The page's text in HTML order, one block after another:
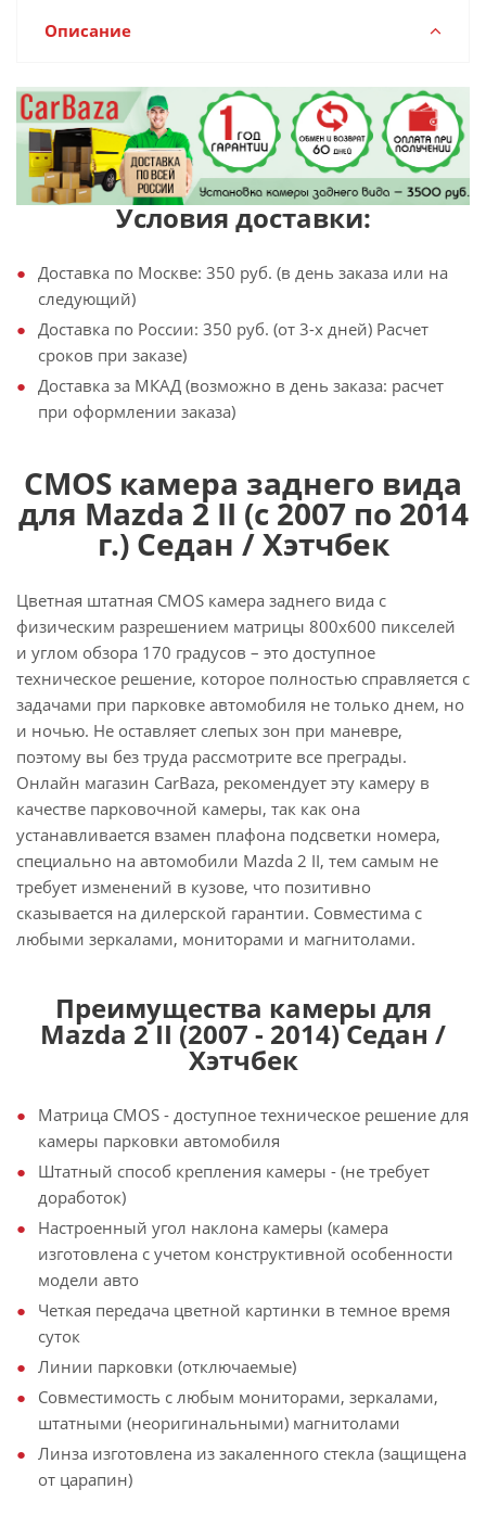
Описание
Условия доставки:
Доставка по Москве: 350 руб. (в день заказа или на
следующий)
Доставка по России: 350 руб. (от 3-х дней) Расчет
сроков при заказе)
Доставка за МКАД (возможно в день заказа: расчет
при оформлении заказа)
CMOS камера заднего вида
для Mazda 2 II (с 2007 по 2014
г.) Седан / Хэтчбек
Цветная штатная CMOS камера заднего вида с
физическим разрешением матрицы 800х600 пикселей
и углом обзора 170 градусов – это доступное
техническое решение, которое полностью справляется с
задачами при парковке автомобиля не только днем, но
и ночью. Не оставляет слепых зон при маневре,
поэтому вы без труда рассмотрите все преграды.
Онлайн магазин CarBaza, рекомендует эту камеру в
качестве парковочной камеры, так как она
устанавливается взамен плафона подсветки номера,
специально на автомобили Mazda 2 II, тем самым не
требует изменений в кузове, что позитивно
сказывается на дилерской гарантии. Совместима с
любыми зеркалами, мониторами и магнитолами.
Преимущества камеры для
Mazda 2 II (2007 - 2014) Седан /
Хэтчбек
Матрица CMOS - доступное техническое решение для
камеры парковки автомобиля
Штатный способ крепления камеры - (не требует
доработок)
Настроенный угол наклона камеры (камера
изготовлена с учетом конструктивной особенности
модели авто
Четкая передача цветной картинки в темное время
суток
Линии парковки (отключаемые)
Совместимость с любым мониторами, зеркалами,
штатными (неоригинальными) магнитолами
Линза изготовлена из закаленного стекла (защищена
от царапин)